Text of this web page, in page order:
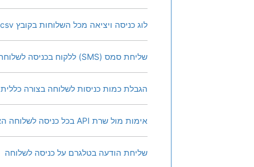
לוג כניסה ויציאה מכל השלוחות בקובץ csv (עבור אקסל וכד')
שליחת סמס (SMS) ללקוח בכניסה לשלוחה
הגבלת כמות כניסות לשלוחה בצורה כללית
אימות מול שרת API בכל כניסה לשלוחה האם הלקוח מורשה כניסה
שליחת הודעה בטלגרם על כניסה לשלוחה